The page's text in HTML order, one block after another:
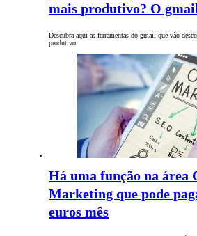
mais produtivo? O
Descubra aqui as ferramentas do gmail que vão
produtivo.
Há uma função na área
Marketing que pode
euros mês